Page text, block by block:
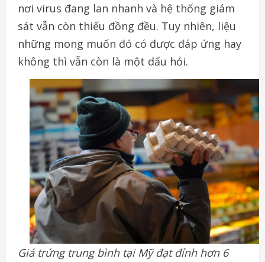
nơi virus đang lan nhanh và hệ thống giám
sát vẫn còn thiếu đồng đều. Tuy nhiên, liệu
những mong muốn đó có được đáp ứng hay
không thì vẫn còn là một dấu hỏi.
Giá trứng trung bình tại Mỹ đạt đỉnh hơn 6